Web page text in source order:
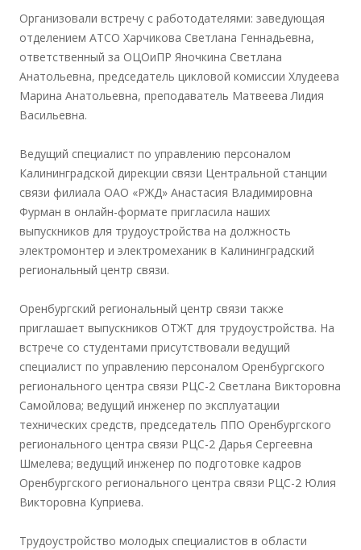
Организовали встречу с работодателями: заведующая
отделением АТСО Харчикова Светлана Геннадьевна,
ответственный за ОЦОиПР Яночкина Светлана
Анатольевна, председатель цикловой комиссии Хлудеева
Марина Анатольевна, преподаватель Матвеева Лидия
Васильевна.
Ведущий специалист по управлению персоналом
Калининградской дирекции связи Центральной станции
связи филиала ОАО «РЖД» Анастасия Владимировна
Фурман в онлайн-формате пригласила наших
выпускников для трудоустройства на должность
электромонтер и электромеханик в Калининградский
региональный центр связи.
Оренбургский региональный центр связи также
приглашает выпускников ОТЖТ для трудоустройства. На
встрече со студентами присутствовали ведущий
специалист по управлению персоналом Оренбургского
регионального центра связи РЦС-2 Светлана Викторовна
Самойлова; ведущий инженер по эксплуатации
технических средств, председатель ППО Оренбургского
регионального центра связи РЦС-2 Дарья Сергеевна
Шмелева; ведущий инженер по подготовке кадров
Оренбургского регионального центра связи РЦС-2 Юлия
Викторовна Куприева.
Трудоустройство молодых специалистов в области